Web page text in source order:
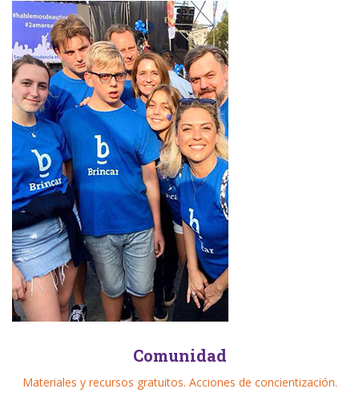
Comunidad
Materiales y recursos gratuitos. Acciones de concientización.